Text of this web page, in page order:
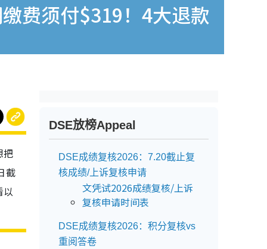
费须付$319！4大退款
把
截
DSE放榜Appeal
DSE成绩复核2026：7.20截止复
核成绩/上诉复核申请
文凭试2026成绩复核/上诉
复核申请时间表
DSE成绩复核2026：积分复核vs
重阅答卷